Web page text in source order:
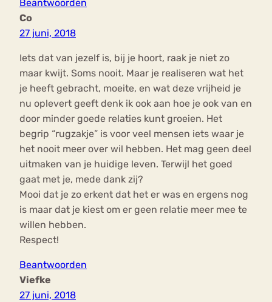
Beantwoorden
Co
27 juni, 2018
Iets dat van jezelf is, bij je hoort, raak je niet zo
maar kwijt. Soms nooit. Maar je realiseren wat het
je heeft gebracht, moeite, en wat deze vrijheid je
nu oplevert geeft denk ik ook aan hoe je ook van en
door minder goede relaties kunt groeien. Het
begrip “rugzakje” is voor veel mensen iets waar je
het nooit meer over wil hebben. Het mag geen deel
uitmaken van je huidige leven. Terwijl het goed
gaat met je, mede dank zij?
Mooi dat je zo erkent dat het er was en ergens nog
is maar dat je kiest om er geen relatie meer mee te
willen hebben.
Respect!
Beantwoorden
Viefke
27 juni, 2018